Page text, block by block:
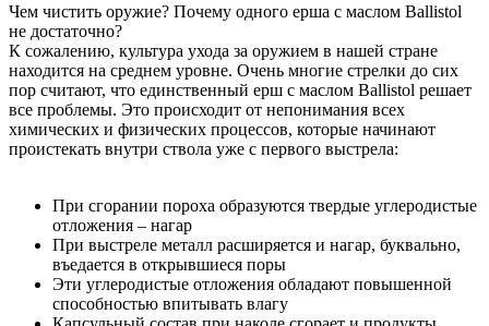
Чем чистить оружие? Почему одного ерша с маслом Ballistol
не достаточно?
К сожалению, культура ухода за оружием в нашей стране
находится на среднем уровне. Очень многие стрелки до сих
пор считают, что единственный ерш с маслом Ballistol решает
все проблемы. Это происходит от непонимания всех
химических и физических процессов, которые начинают
проистекать внутри ствола уже с первого выстрела:
При сгорании пороха образуются твердые углеродистые
отложения – нагар
При выстреле металл расширяется и нагар, буквально,
въедается в открывшиеся поры
Эти углеродистые отложения обладают повышенной
способностью впитывать влагу